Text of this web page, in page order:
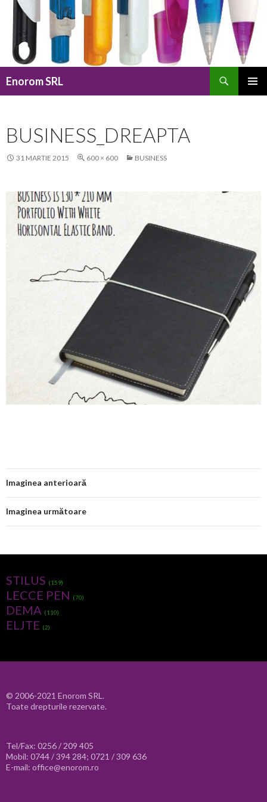
Enorom SRL
BUSINESS_DREAPTA
31 MARTIE 2015 600 × 600 BUSINESS
Imaginea anterioară
Imaginea următoare
STILUS (159)
LECCE PEN (70)
DEMA (110)
ELJTE (2)
© 2006-2021 Enorom SRL.
Toate drepturile rezervate.
Tel/Fax: 0256 / 209 405
Mobil: 0744 / 394 284; 0721 / 309 636
E-mail: office@enorom.ro